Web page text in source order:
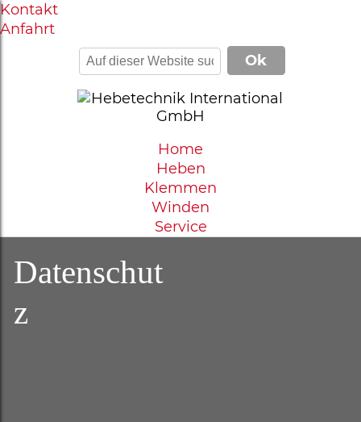
Kontakt
Anfahrt
Home
Heben
Klemmen
Winden
Service
Datenschut
z